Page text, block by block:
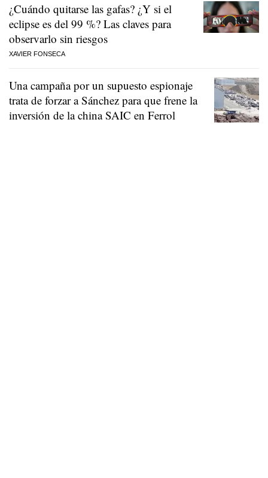
¿Cuándo quitarse las gafas? ¿Y si el
eclipse es del 99 %? Las claves para
observarlo sin riesgos
XAVIER FONSECA
Una campaña por un supuesto espionaje
trata de forzar a Sánchez para que frene la
inversión de la china SAIC en Ferrol